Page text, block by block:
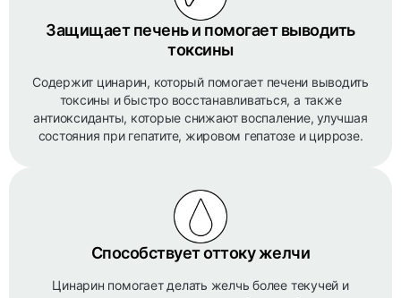
Защищает печень и помогает выводить
токсины
Содержит цинарин, который помогает печени выводить
токсины и быстро восстанавливаться, а также
антиоксиданты, которые снижают воспаление, улучшая
состояния при гепатите, жировом гепатозе и циррозе.
Способствует оттоку желчи
Цинарин помогает делать желчь более текучей и